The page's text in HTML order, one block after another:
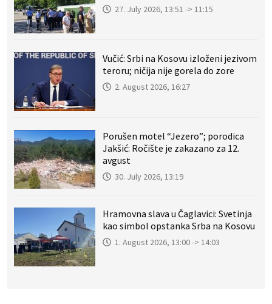
27. July 2026, 13:51 -> 11:15
Vučić: Srbi na Kosovu izloženi jezivom
teroru; ničija nije gorela do zore
2. August 2026, 16:27
Porušen motel “Jezero”; porodica
Jakšić: Ročište je zakazano za 12.
avgust
30. July 2026, 13:19
Hramovna slava u Čaglavici: Svetinja
kao simbol opstanka Srba na Kosovu
1. August 2026, 13:00 -> 14:03